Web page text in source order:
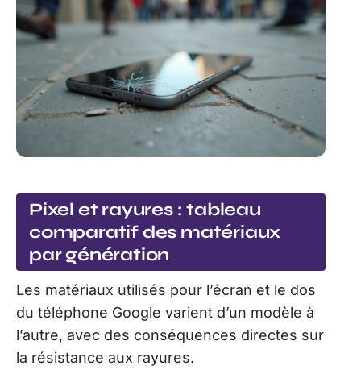
Pixel et rayures : tableau
comparatif des matériaux
par génération
Les matériaux utilisés pour l’écran et le dos
du téléphone Google varient d’un modèle à
l’autre, avec des conséquences directes sur
la résistance aux rayures.